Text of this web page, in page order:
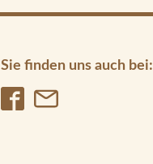
Sie finden uns auch bei: